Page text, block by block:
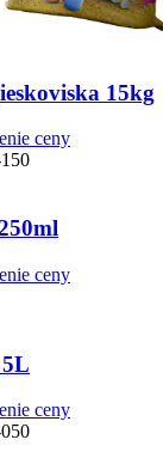
15kg
ceny
ceny
ceny